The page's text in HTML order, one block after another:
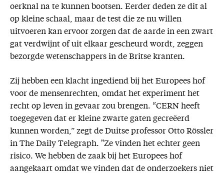
oerknal na te kunnen bootsen. Eerder deden ze dit al
op kleine schaal, maar de test die ze nu willen
uitvoeren kan ervoor zorgen dat de aarde in een zwart
gat verdwijnt of uit elkaar gescheurd wordt, zeggen
bezorgde wetenschappers in de Britse kranten.
Zij hebben een klacht ingediend bij het Europees hof
voor de mensenrechten, omdat het experiment het
recht op leven in gevaar zou brengen. “CERN heeft
toegegeven dat er kleine zwarte gaten gecreëerd
kunnen worden,” zegt de Duitse professor Otto Rössler
in The Daily Telegraph. "Ze vinden het echter geen
risico. We hebben de zaak bij het Europees hof
aangekaart omdat we vinden dat de onderzoekers niet